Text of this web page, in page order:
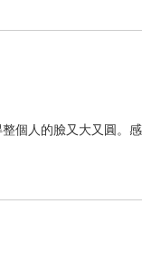
個人的臉又大又圓。